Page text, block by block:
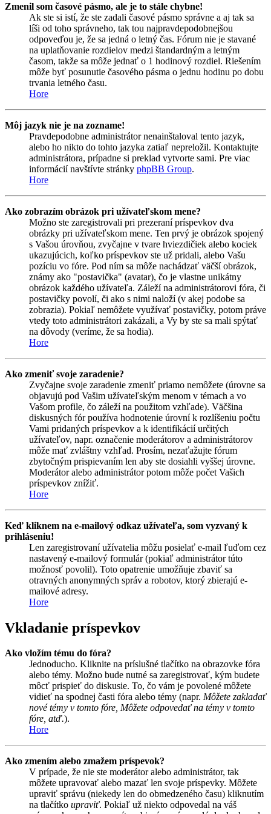
Zmenil som časové pásmo, ale je to stále chybne!
Ak ste si istí, že ste zadali časové pásmo správne a aj tak sa
líši od toho správneho, tak tou najpravdepodobnejšou
odpoveďou je, že sa jedná o letný čas. Fórum nie je stavané
na uplatňovanie rozdielov medzi štandardným a letným
časom, takže sa môže jednať o 1 hodinový rozdiel. Riešením
môže byť posunutie časového pásma o jednu hodinu po dobu
trvania letného času.
Hore
Môj jazyk nie je na zozname!
Pravdepodobne administrátor nenainštaloval tento jazyk,
alebo ho nikto do tohto jazyka zatiaľ nepreložil. Kontaktujte
administrátora, prípadne si preklad vytvorte sami. Pre viac
informácií navštívte stránky phpBB Group.
Hore
Ako zobrazím obrázok pri užívateľskom mene?
Možno ste zaregistrovali pri prezeraní príspevkov dva
obrázky pri užívateľskom mene. Ten prvý je obrázok spojený
s Vašou úrovňou, zvyčajne v tvare hviezdičiek alebo kociek
ukazujúcich, koľko príspevkov ste už pridali, alebo Vašu
pozíciu vo fóre. Pod ním sa môže nachádzať väčší obrázok,
známy ako "postavička" (avatar), čo je vlastne unikátny
obrázok každého užívateľa. Záleží na administrátorovi fóra, či
postavičky povolí, či ako s nimi naloží (v akej podobe sa
zobrazia). Pokiaľ nemôžete využívať postavičky, potom práve
vtedy toto administrátori zakázali, a Vy by ste sa mali spýtať
na dôvody (veríme, že sa hodia).
Hore
Ako zmeniť svoje zaradenie?
Zvyčajne svoje zaradenie zmeniť priamo nemôžete (úrovne sa
objavujú pod Vašim užívateľským menom v témach a vo
Vašom profile, čo záleží na použitom vzhľade). Väčšina
diskusných fór používa hodnotenie úrovní k rozlíšeniu počtu
Vami pridaných príspevkov a k identifikácií určitých
užívateľov, napr. označenie moderátorov a administrátorov
môže mať zvláštny vzhľad. Prosím, nezaťažujte fórum
zbytočným prispievaním len aby ste dosiahli vyššej úrovne.
Moderátor alebo administrátor potom môže počet Vašich
príspevkov znížiť.
Hore
Keď kliknem na e-mailový odkaz užívateľa, som vyzvaný k
prihláseniu!
Len zaregistrovaní užívatelia môžu posielať e-mail ľuďom cez
nastavený e-mailový formulár (pokiaľ administrátor túto
možnosť povolil). Toto opatrenie umožňuje zbaviť sa
otravných anonymných správ a robotov, ktorý zbierajú e-
mailové adresy.
Hore
Vkladanie príspevkov
Ako vložím tému do fóra?
Jednoducho. Kliknite na príslušné tlačítko na obrazovke fóra
alebo témy. Možno bude nutné sa zaregistrovať, kým budete
môcť prispieť do diskusie. To, čo vám je povolené môžete
vidieť na spodnej časti fóra alebo témy (napr. Môžete zakladať
nové témy v tomto fóre, Môžete odpovedať na témy v tomto
fóre, atď.).
Hore
Ako zmením alebo zmažem príspevok?
V prípade, že nie ste moderátor alebo administrátor, tak
môžete upravovať alebo mazať len svoje príspevky. Môžete
upraviť správu (niekedy len do obmedzeného času) kliknutím
na tlačítko upraviť. Pokiaľ už niekto odpovedal na váš